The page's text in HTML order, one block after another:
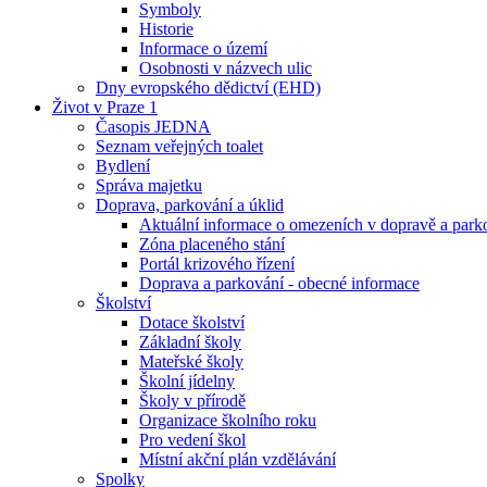
Symboly
Historie
Informace o území
Osobnosti v názvech ulic
Dny evropského dědictví (EHD)
Život v Praze 1
Časopis JEDNA
Seznam veřejných toalet
Bydlení
Správa majetku
Doprava, parkování a úklid
Aktuální informace o omezeních v dopravě a
Zóna placeného stání
Portál krizového řízení
Doprava a parkování - obecné informace
Školství
Dotace školství
Základní školy
Mateřské školy
Školní jídelny
Školy v přírodě
Organizace školního roku
Pro vedení škol
Místní akční plán vzdělávání
Spolky